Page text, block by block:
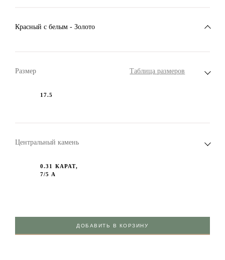
Красный c белым - Золото
Размер Таблица размеров
17.5
Центральный камень
0.31 КАРАТ,
7/5 А
ДОБАВИТЬ В КОРЗИНУ